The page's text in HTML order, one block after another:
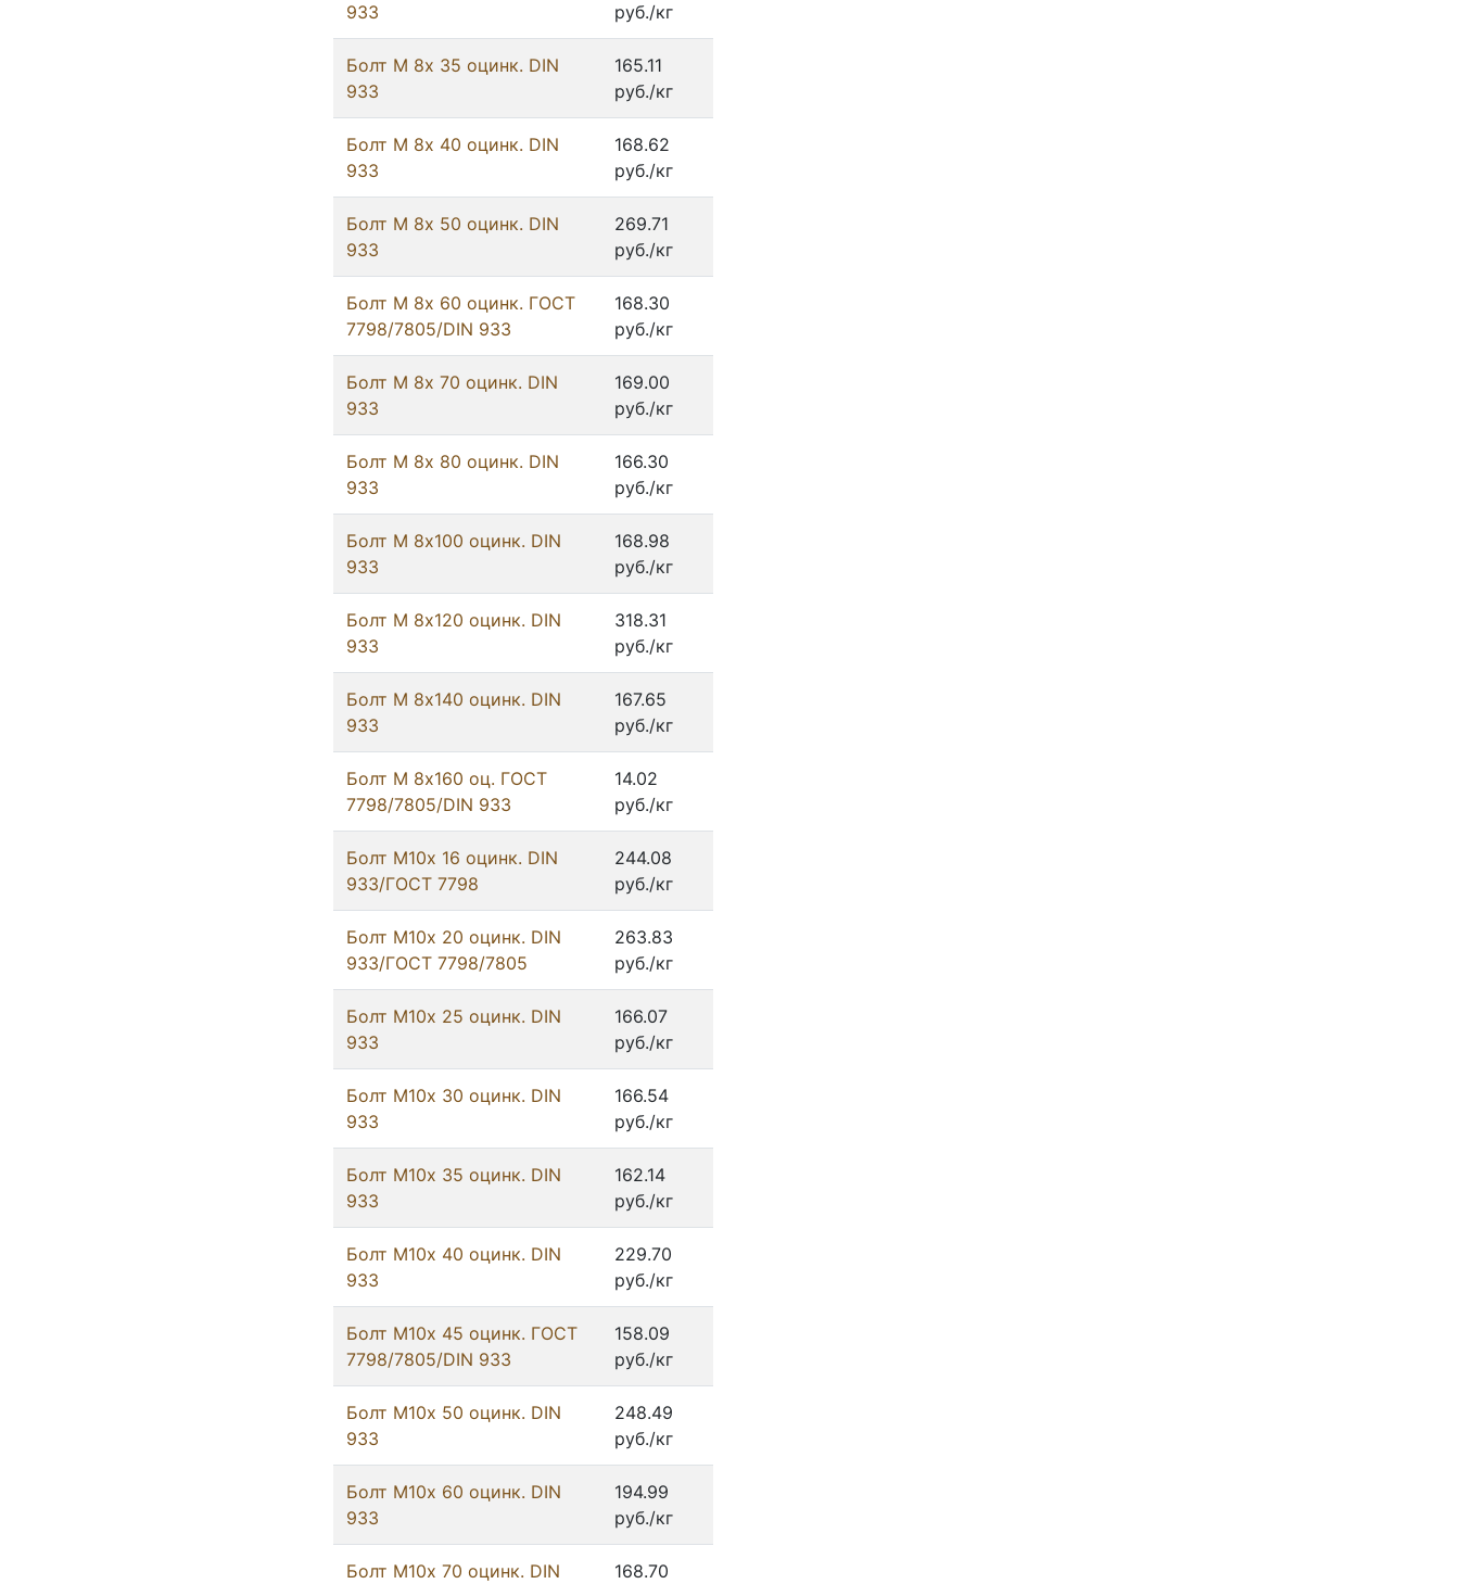
933
руб./кг
Болт М 8х 35 оцинк. DIN
933
165.11
руб./кг
Болт М 8х 40 оцинк. DIN
933
168.62
руб./кг
Болт М 8х 50 оцинк. DIN
933
269.71
руб./кг
Болт М 8х 60 оцинк. ГОСТ
7798/7805/DIN 933
168.30
руб./кг
Болт М 8х 70 оцинк. DIN
933
169.00
руб./кг
Болт М 8х 80 оцинк. DIN
933
166.30
руб./кг
Болт М 8х100 оцинк. DIN
933
168.98
руб./кг
Болт М 8х120 оцинк. DIN
933
318.31
руб./кг
Болт М 8х140 оцинк. DIN
933
167.65
руб./кг
Болт М 8х160 оц. ГОСТ
7798/7805/DIN 933
14.02
руб./кг
Болт М10х 16 оцинк. DIN
933/ГОСТ 7798
244.08
руб./кг
Болт М10х 20 оцинк. DIN
933/ГОСТ 7798/7805
263.83
руб./кг
Болт М10х 25 оцинк. DIN
933
166.07
руб./кг
Болт М10х 30 оцинк. DIN
933
166.54
руб./кг
Болт М10х 35 оцинк. DIN
933
162.14
руб./кг
Болт М10х 40 оцинк. DIN
933
229.70
руб./кг
Болт М10х 45 оцинк. ГОСТ
7798/7805/DIN 933
158.09
руб./кг
Болт М10х 50 оцинк. DIN
933
248.49
руб./кг
Болт М10х 60 оцинк. DIN
933
194.99
руб./кг
Болт М10х 70 оцинк. DIN 168.70